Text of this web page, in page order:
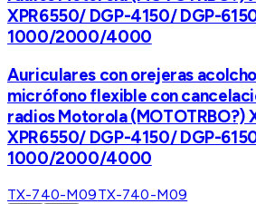
XPR6550/ DGP-4150/ DGP-
1000/2000/4000
Auriculares con orejeras
micrófono flexible con
radios Motorola (MOTOTRBO?)
XPR6550/ DGP-4150/ DGP-
1000/2000/4000
TX-740-M09TX-740-M09